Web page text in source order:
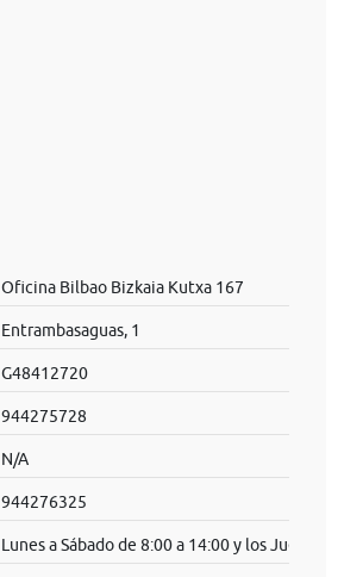
Oficina Bilbao Bizkaia Kutxa 167
Entrambasaguas, 1
G48412720
944275728
N/A
944276325
Lunes a Sábado de 8:00 a 14:00 y los Jueves